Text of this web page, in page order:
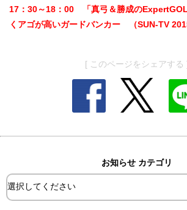
17：30～18：00 「真弓＆勝成の
くアゴが高いガードバンカー （SUN-TV
[ このページをシェアする
お知らせ カテゴリ